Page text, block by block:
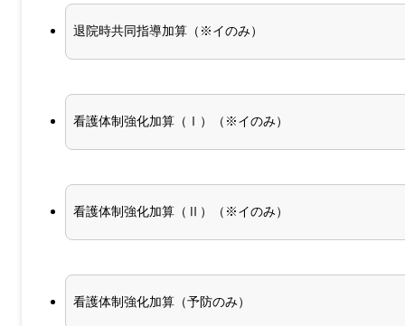
退院時共同指導加算（※イのみ）
看護体制強化加算（Ⅰ）（※イのみ）
看護体制強化加算（Ⅱ）（※イのみ）
看護体制強化加算（予防のみ）